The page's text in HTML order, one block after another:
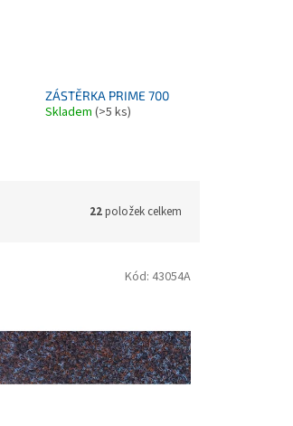
ZÁSTĚRKA PRIME 700
Skladem (>5 ks)
22položek celkem
Kód: 43054A